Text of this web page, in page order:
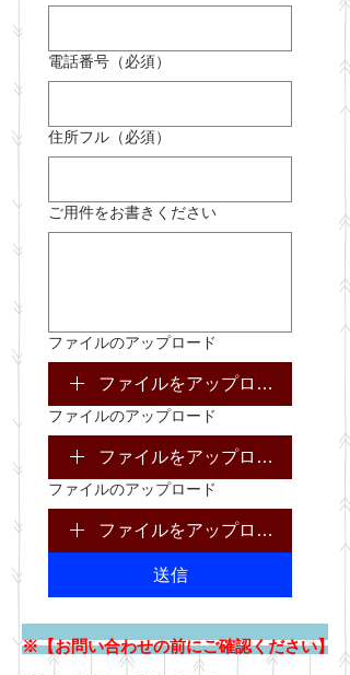
電話番号（必須）
住所フル（必須）
ご用件をお書きください
ファイルのアップロード
ファイルをアップロード
ファイルのアップロード
ファイルをアップロード
ファイルのアップロード
ファイルをアップロード
送信
※【お問い合わせの前にご確認ください】